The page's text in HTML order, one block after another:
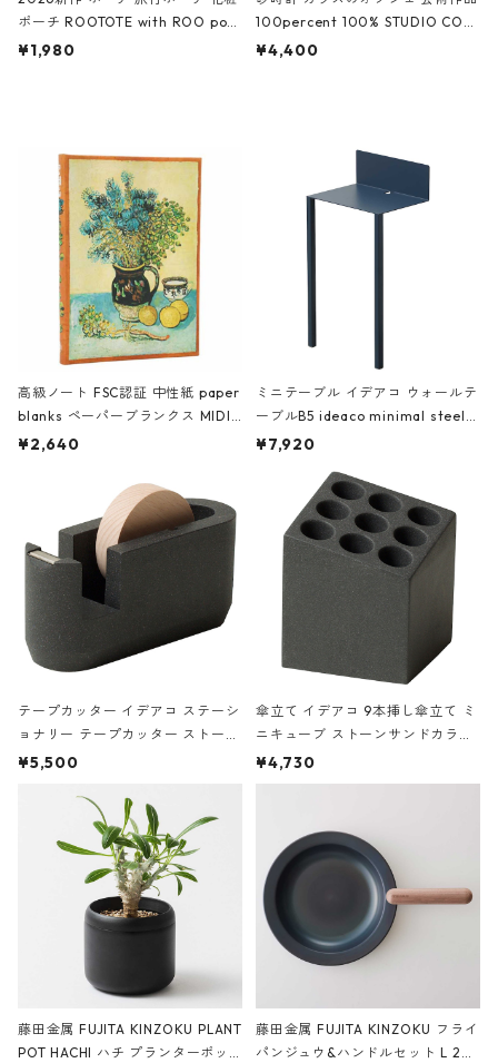
ポーチ ROOTOTE with ROO pou
ch 3532 ルートート WR.ポーチ.ラ
¥1,980
100percent 100% STUDIO COH
AKU Timeless 100パーセント ス
¥4,400
高級ノート FSC認証 中性紙 paper
blanks ペーパーブランクス MIDI
ハードカバー 罫線 ヴァン・ゴッホ
¥2,640
ミニテーブル イデアコ ウォールテ
ーブルB5 ideaco minimal steel f
urniture WALL Table B5 ネイビー
¥7,920
テープカッター イデアコ ステーシ
ョナリー テープカッター ストーン
サンドカラー 石調 ideaco Station
¥5,500
傘立て イデアコ 9本挿し傘立て ミ
ニキューブ ストーンサンドカラー
石調 ideaco Umbrella Stand CUB
E ストーンサンドブラック
¥4,730
藤田金属 FUJITA KINZOKU PLANT
POT HACHI ハチ プランターポッ
藤田金属 FUJITA KINZOKU フライ
パンジュウ&ハンドルセット L 24c